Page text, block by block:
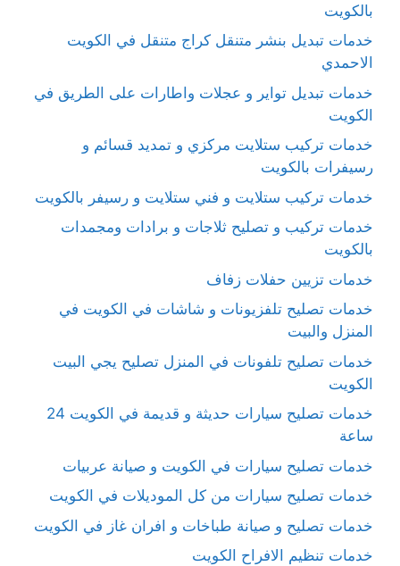
بالكويت
خدمات تبديل بنشر متنقل كراج متنقل في الكويت
الاحمدي
خدمات تبديل تواير و عجلات واطارات على الطريق في
الكويت
خدمات تركيب ستلايت مركزي و تمديد قسائم و
رسيفرات بالكويت
خدمات تركيب ستلايت و فني ستلايت و رسيفر بالكويت
خدمات تركيب و تصليح ثلاجات و برادات ومجمدات
بالكويت
خدمات تزيين حفلات زفاف
خدمات تصليح تلفزيونات و شاشات في الكويت في
المنزل والبيت
خدمات تصليح تلفونات في المنزل تصليح يجي البيت
الكويت
خدمات تصليح سيارات حديثة و قديمة في الكويت 24
ساعة
خدمات تصليح سيارات في الكويت و صيانة عربيات
خدمات تصليح سيارات من كل الموديلات في الكويت
خدمات تصليح و صيانة طباخات و افران غاز في الكويت
خدمات تنظيم الافراح الكويت